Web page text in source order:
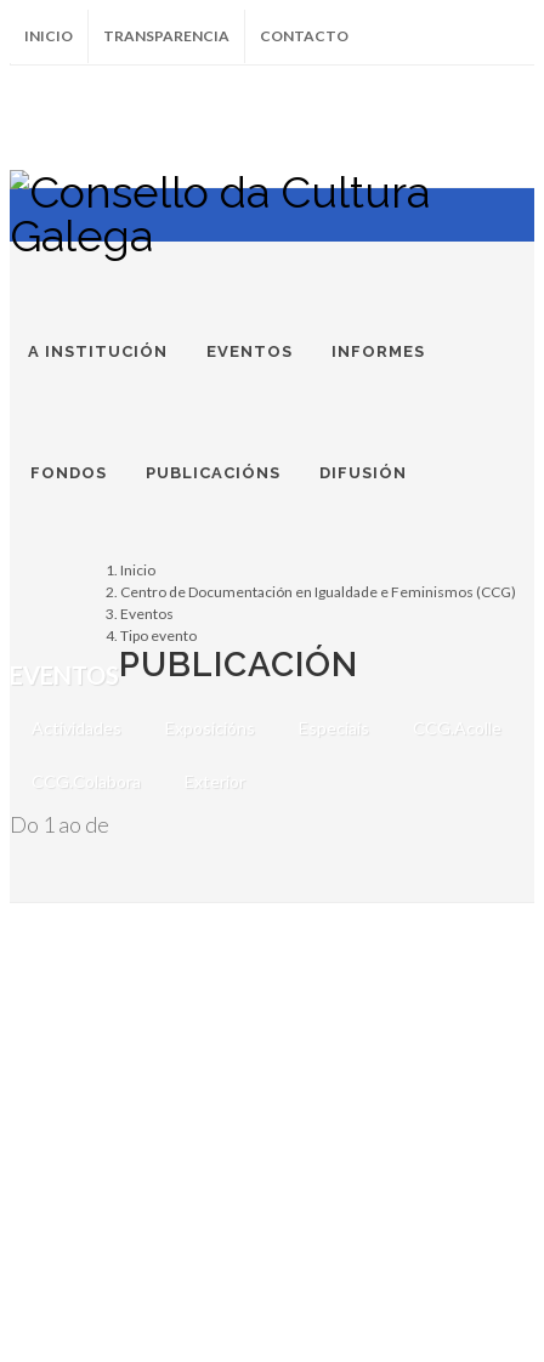
INICIO TRANSPARENCIA CONTACTO
InstagramFacebookTwitter Soundcloud
Youtube
A INSTITUCIÓN EVENTOS INFORMES
FONDOS PUBLICACIÓNS DIFUSIÓN
EVENTOS
Actividades Exposicións Especiais CCG.Acolle
CCG.Colabora Exterior
PUBLICACIÓN
Do 1 ao de
Inicio
Centro de Documentación en Igualdade e Feminismos (CCG)
Eventos
Tipo evento